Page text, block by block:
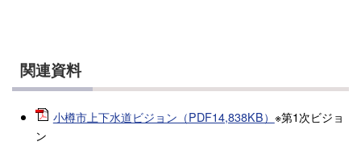
関連資料
小樽市上下水道ビジョン（PDF14,838KB） ※第1次ビジョ
ン